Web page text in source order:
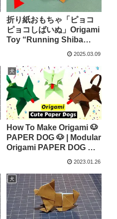
折り紙おもちゃ「ピョコ
ピョコしばいぬ」Origami
Toy “Running Shiba
Dog” – ささちゅーぶ
2025.03.09
犬
How To Make Origami 🐶
PAPER DOG 🐶 | Modular
Origami PAPER DOG 🦴
🐕‍🦺 – Fold Unfold
2023.01.26
犬